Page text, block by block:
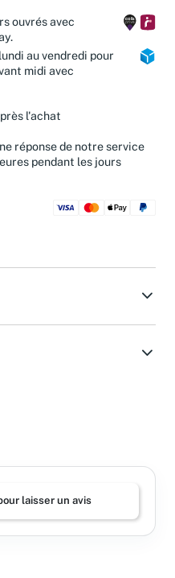
ouvrés avec
au vendredi pour
midi avec
l'achat
réponse de notre service
pendant les jours
laisser un avis